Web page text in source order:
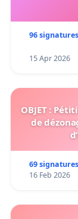
96 signatures
15 Apr 2026
OBJET :
de
69 signatures
16 Feb 2026